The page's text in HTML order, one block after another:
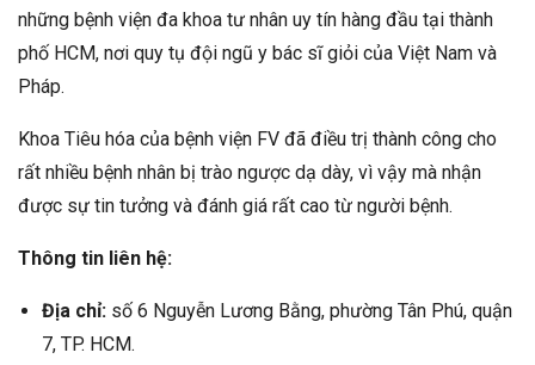
những bệnh viện đa khoa tư nhân uy tín hàng đầu tại thành
phố HCM, nơi quy tụ đội ngũ y bác sĩ giỏi của Việt Nam và
Pháp.
Khoa Tiêu hóa của bệnh viện FV đã điều trị thành công cho
rất nhiều bệnh nhân bị trào ngược dạ dày, vì vậy mà nhận
được sự tin tưởng và đánh giá rất cao từ người bệnh.
Thông tin liên hệ:
Địa chỉ: số 6 Nguyễn Lương Bằng, phường Tân Phú, quận
7, TP. HCM.